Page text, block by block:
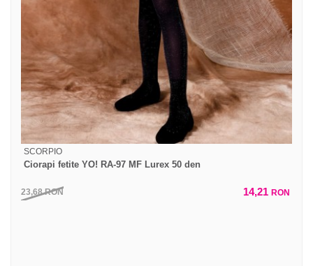
SCORPIO
Ciorapi fetite YO! RA-97 MF Lurex 50 den
23,68RON 14,21 RON